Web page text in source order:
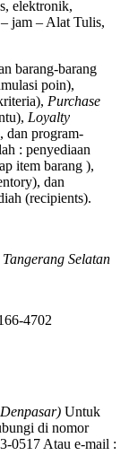
elektronik,
jam – Alat Tulis,
barang-barang
poin),
Purchase
Loyalty
dan program-
: penyediaan
item barang ),
dan
(recipients).
Selatan
4702
Untuk
di nomor
0517 Atau e-mail :